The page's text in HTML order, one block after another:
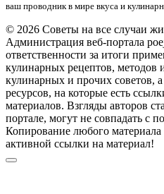
ваш проводник в мире вкуса и
© 2026 Советы на все случаи
Администрация веб-портала
ответственности за итоги
кулинарных рецептов, методов
кулинарных и прочих советов,
ресурсов, на которые есть
материалов. Взгляды авторов
портале, могут не совпадать с
Копирование любого материала
активной ссылки на материал!